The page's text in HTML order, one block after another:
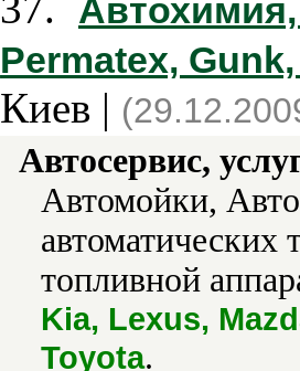
Permatex,
Киев |
Автосервис,
Автомойки,
топливной
Kia, Lexus,
Toyota.